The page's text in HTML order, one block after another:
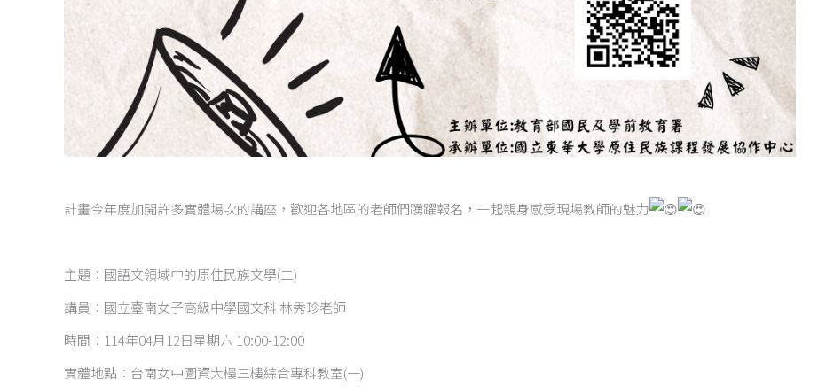
計畫今年度加開許多實體場次的講座，歡迎各地區的老師們踴躍報名，一起親身感受現場教師的魅力
主題：國語文領域中的原住民族文學(二)
講員：國立臺南女子高級中學國文科 林秀珍老師
時間：114年04月12日星期六 10:00-12:00
實體地點：台南女中圖資大樓三樓綜合專科教室(一)